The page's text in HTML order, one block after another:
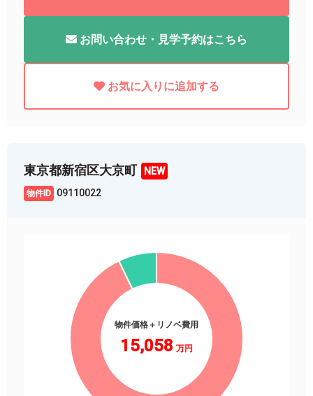
お問い合わせ・見学予約はこちら
お気に入りに追加する
東京都新宿区大京町
09110022
物件価格＋リノベ費用
15,058